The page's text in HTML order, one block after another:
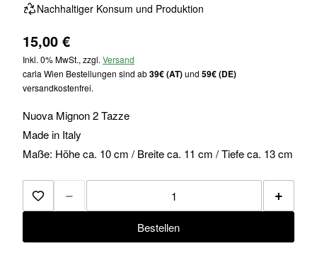
Nachhaltiger Konsum und Produktion
15,00 €
Inkl. 0% MwSt., zzgl. Versand
carla Wien Bestellungen sind ab39€ (AT)und 59€ (DE)
versandkostenfrei.
Nuova Mignon 2 Tazze
Made in Italy
Maße: Höhe ca. 10 cm / Breite ca. 11 cm / Tiefe ca. 13 cm
Zur Merkliste hinzufügen
− +
Bestellen